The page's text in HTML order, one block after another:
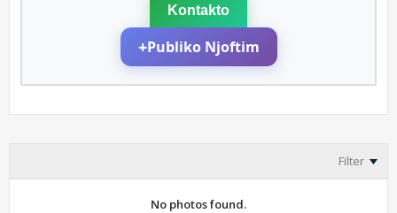
Kontakto
+Publiko Njoftim
Filter
No photos found.